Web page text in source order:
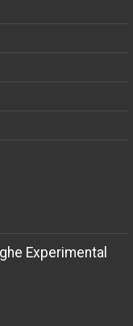
Experimental